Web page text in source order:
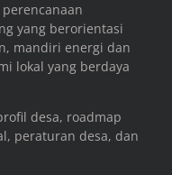
yang berorientasi
mandiri energi dan
lokal yang berdaya
desa, roadmap
peraturan desa, dan